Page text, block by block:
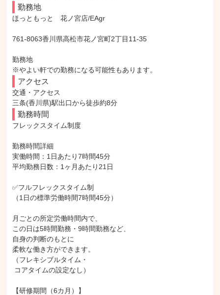
勤務地
ほっともっと　花ノ宮店/EAgr
761-8063香川県高松市花ノ宮町2丁目11-35
勤務地
※やよい軒での勤務になる可能性もあります。
アクセス
交通・アクセス
三条(香川県)駅出口から徒歩約8分
勤務時間
フレックスタイム制度
勤務時間詳細
実働時間：1日あたり7時間45分
平均勤務日数：1ヶ月あたり21日
✅フルフレックスタイム制
（1日の標準労働時間7時間45分）
月ごとの所定労働時間内で、
この日は5時間勤務・9時間勤務など、
自身の判断のもとに
柔軟な働き方ができます。
（フレキシブルタイム・
【研修期間（6カ月）】